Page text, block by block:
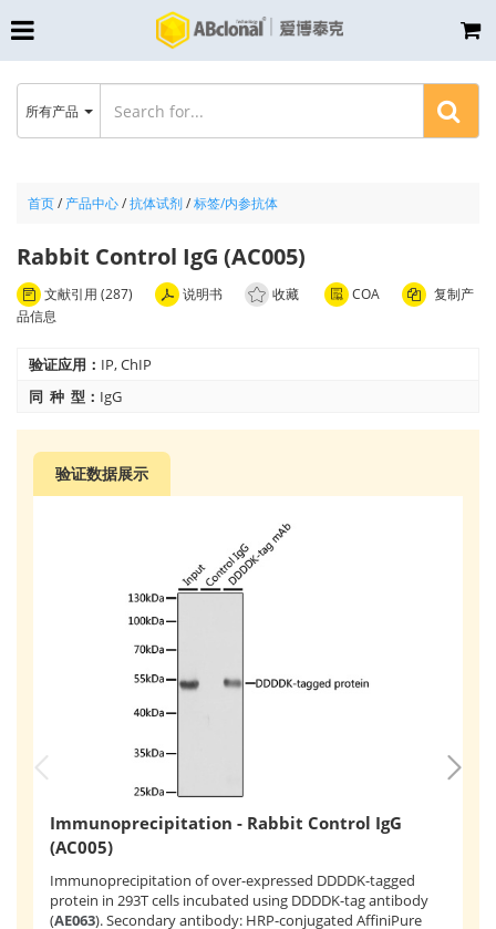
首页/ 产品中心/抗体试剂/标签/内参抗体
Rabbit Control IgG (AC005)
文献引用 (287) 说明书 收藏 COA
复制产
品信息
验证应用： IP, ChIP
同 种 型： IgG
验证数据展示
Immunoprecipitation - Rabbit Control IgG
(AC005)
Immunoprecipitation of over-expressed DDDDK-tagged
protein in 293T cells incubated using DDDDK-tag antibody
(AE063). Secondary antibody: HRP-conjugated AffiniPure
所有产品